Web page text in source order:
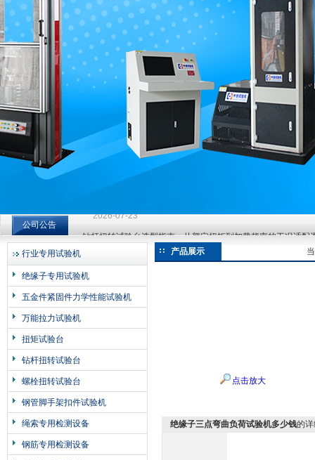
济南中创工业测试系统有限公司
公司公告
钻杆扭转试验台选型指南：从额定扭矩到加载频率的工况适配
2026-07-23
钻杆扭转试验台选型指南：从额定扭矩到加载频率的工况适配
2026-07-23
行业专用试验机
绝缘子专用试验机
五金件紧固件力学性能试验机
万能拉力试验机
扭矩试验台
钻杆扭转试验台
螺栓扭转试验台
钢管脚手架扣件试验机
绳索专用检测设备
钢筋专用检测设备
产品展示
点击放大
绝缘子三点弯曲负荷试验机多少钱的